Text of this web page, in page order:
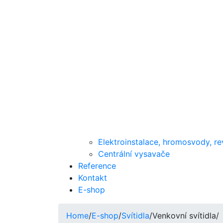
Elektroinstalace, hromosvody,
Centrální vysavače
Reference
Kontakt
E-shop
Home/E-shop/Svítidla/Venkovní svítidla/